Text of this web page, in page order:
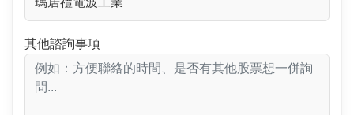
其他諮詢事項